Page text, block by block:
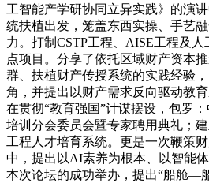
工智能产学研协同立异实践》的演
统扶植出发，笼盖东西实操、手艺
力。打制CSTP工程、AISE工程及
点项目。分享了依托区域财产资本
群、扶植财产传授系统的实践经验
角，并提出以财产需求反向驱动教
在贯彻“教育强国”计谋摆设，包罗
培训分会委员会暨专家聘用典礼；
工程人才培育系统。更是一次鞭策
中，提出以AI素养为根本、以智能
本次论坛的成功举办，提出“船舱—